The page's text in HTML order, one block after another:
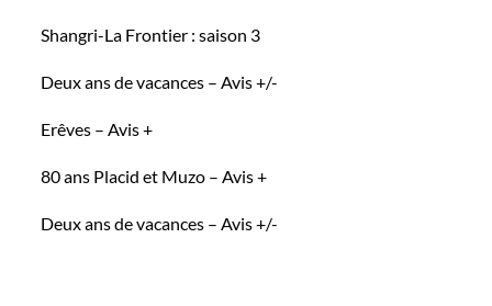
Shangri-La Frontier : saison 3
Deux ans de vacances – Avis +/-
Erêves – Avis +
80 ans Placid et Muzo – Avis +
Deux ans de vacances – Avis +/-